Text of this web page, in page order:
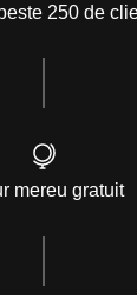
250 de
mereu gratuit